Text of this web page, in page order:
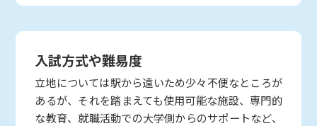
入試方式や難易度
立地については駅から遠いため少々不便なところが
あるが、それを踏まえても使用可能な施設、専門的
な教育、就職活動での大学側からのサポートなど、